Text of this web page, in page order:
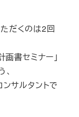
だくのは2回
画書セミナー」
サルタントで